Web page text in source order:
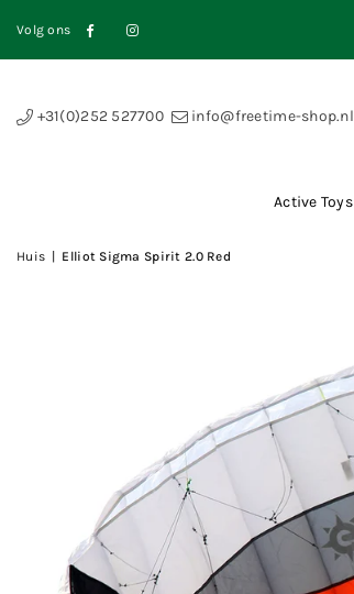
Volg ons Facebook
+31(0)252 527700 info@freetime-shop.nl
Active Toys
Huis Elliot Sigma Spirit 2.0 Red